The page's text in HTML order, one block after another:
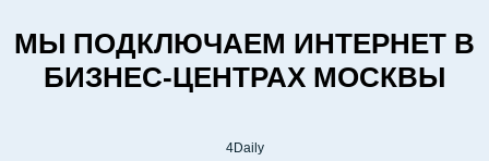
МЫ ПОДКЛЮЧАЕМ ИНТЕРНЕТ В
БИЗНЕС-ЦЕНТРАХ МОСКВЫ
4Daily